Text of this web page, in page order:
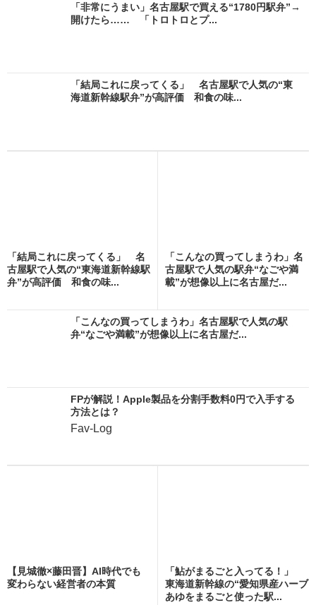
「非常にうまい」名古屋駅で買える“1780円駅弁”→
開けたら…… 「トロトロとプ...
「結局これに戻ってくる」 名古屋駅で人気の“東
海道新幹線駅弁”が高評価 和食の味...
「結局これに戻ってくる」 名
古屋駅で人気の“東海道新幹線駅
弁”が高評価 和食の味...
「こんなの買ってしまうわ」名
古屋駅で人気の駅弁“なごや満
載”が想像以上に名古屋だ...
「こんなの買ってしまうわ」名古屋駅で人気の駅
弁“なごや満載”が想像以上に名古屋だ...
FPが解説！Apple製品を分割手数料0円で入手する
方法とは？
Fav-Log
【見城徹×藤田晋】AI時代でも
変わらない経営者の本質
「鮎がまるごと入ってる！」
東海道新幹線の“愛知県産ハーブ
あゆをまるごと使った駅...